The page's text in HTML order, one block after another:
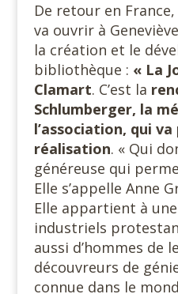
De retour en
va ouvrir à
la création et le
bibliothèque : « La
Clamart. C’est la
Schlumberger, la
l’association, qui
réalisation. « Qui
généreuse qui
Elle s’appelle Anne
Elle appartient à
industriels
aussi d’hommes de
découvreurs de
connue dans le